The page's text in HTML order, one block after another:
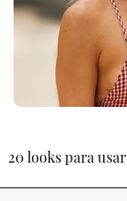
20 looks para